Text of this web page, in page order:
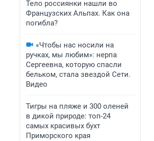
Тело россиянки нашли во
Французских Альпах. Как она
погибла?
«Чтобы нас носили на
ручках, мы любим»: нерпа
Сергеевна, которую спасли
бельком, стала звездой Сети.
Видео
Тигры на пляже и 300 оленей
в дикой природе: топ-24
самых красивых бухт
Приморского края